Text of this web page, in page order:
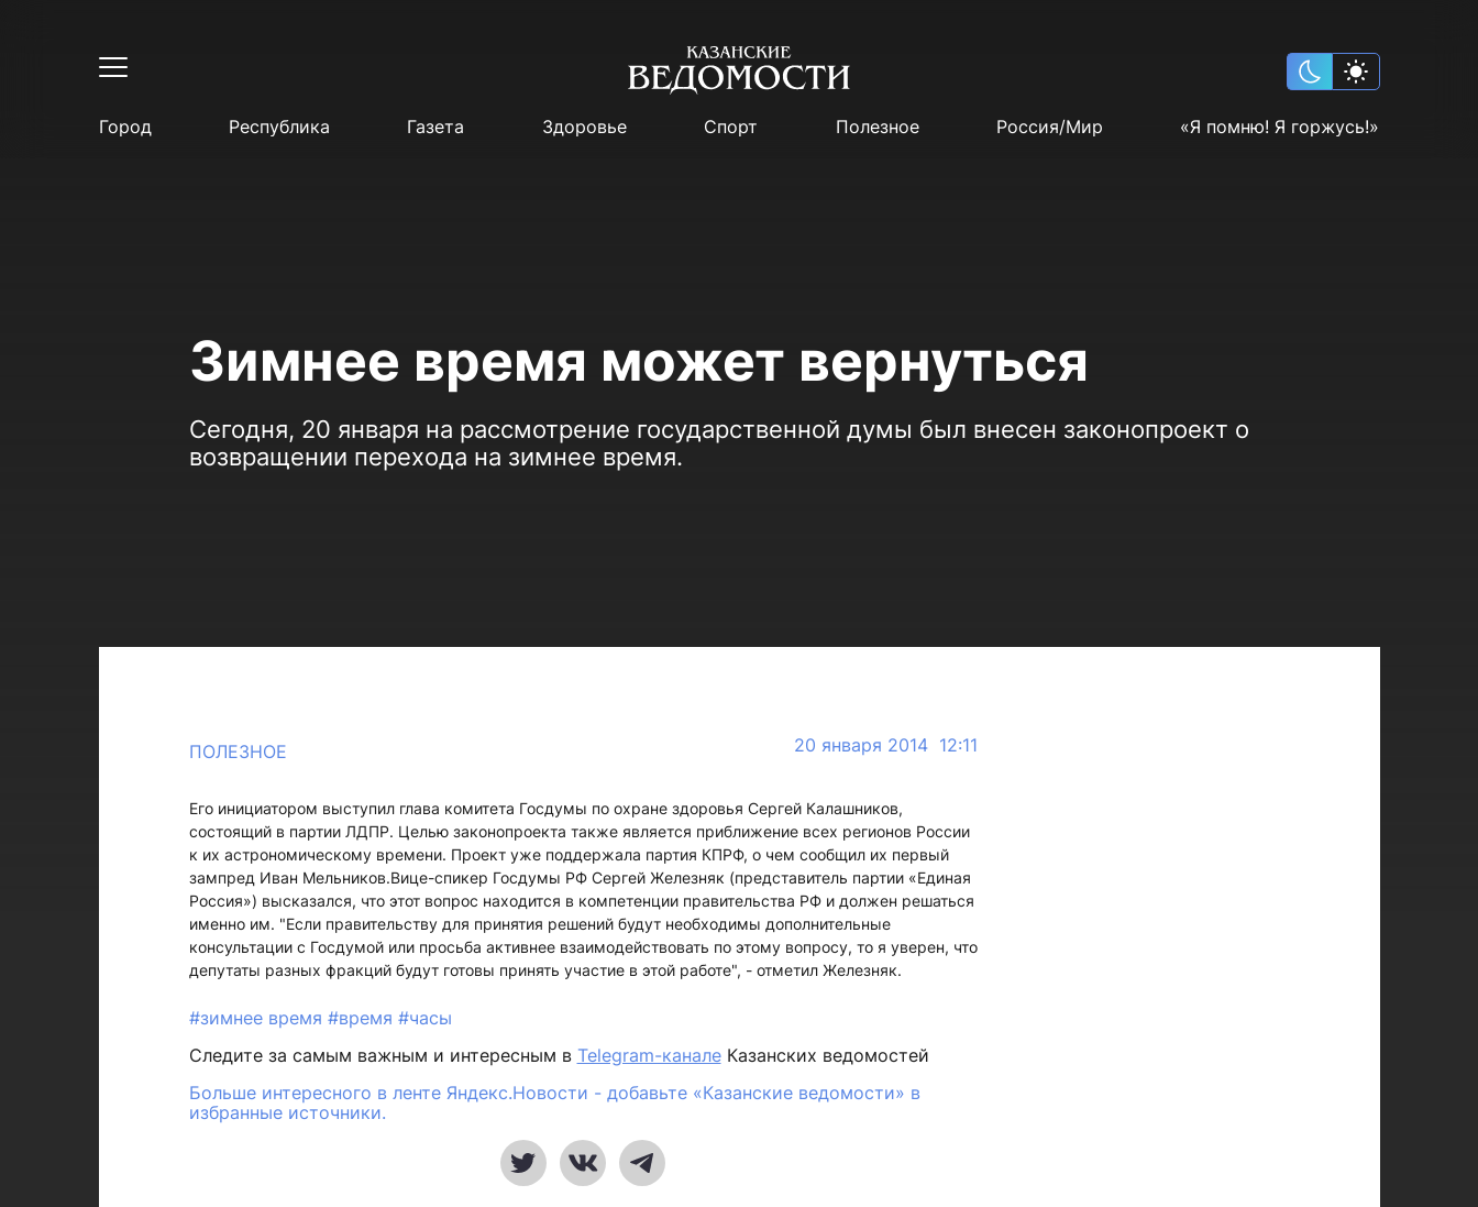
Город Республика Газета Здоровье Спорт Полезное Россия/Мир «Я помню! Я горжусь!»
Зимнее время может вернуться
Сегодня, 20 января на рассмотрение государственной думы был внесен законопроект о
возвращении перехода на зимнее время.
ПОЛЕЗНОЕ 20 января 2014 12:11
Его инициатором выступил глава комитета Госдумы по охране здоровья Сергей Калашников,
состоящий в партии ЛДПР. Целью законопроекта также является приближение всех регионов России
к их астрономическому времени. Проект уже поддержала партия КПРФ, о чем сообщил их первый
зампред Иван Мельников.Вице-спикер Госдумы РФ Сергей Железняк (представитель партии «Единая
Россия») высказался, что этот вопрос находится в компетенции правительства РФ и должен решаться
именно им. "Если правительству для принятия решений будут необходимы дополнительные
консультации с Госдумой или просьба активнее взаимодействовать по этому вопросу, то я уверен, что
депутаты разных фракций будут готовы принять участие в этой работе", - отметил Железняк.
#зимнее время #время #часы
Следите за самым важным и интересным в Telegram-каналеКазанских ведомостей
Больше интересного в ленте Яндекс.Новости - добавьте «Казанские ведомости» в
избранные источники.